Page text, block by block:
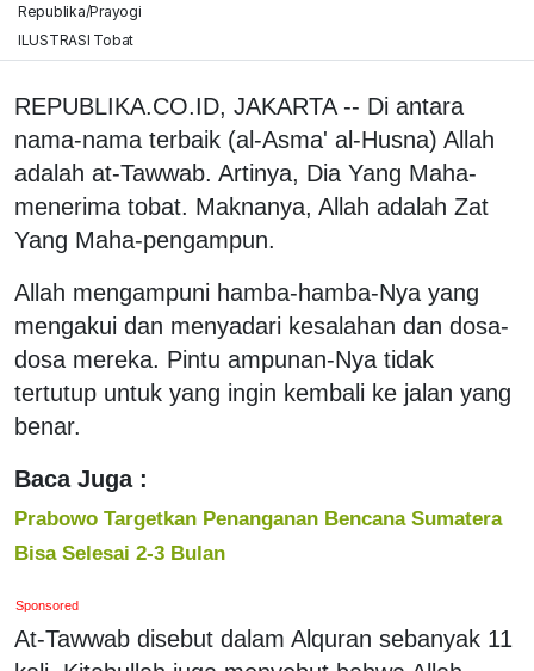
Republika/Prayogi
ILUSTRASI Tobat
REPUBLIKA.CO.ID, JAKARTA -- Di antara
nama-nama terbaik (al-Asma' al-Husna) Allah
adalah at-Tawwab. Artinya, Dia Yang Maha-
menerima tobat. Maknanya, Allah adalah Zat
Yang Maha-pengampun.
Allah mengampuni hamba-hamba-Nya yang
mengakui dan menyadari kesalahan dan dosa-
dosa mereka. Pintu ampunan-Nya tidak
tertutup untuk yang ingin kembali ke jalan yang
benar.
Baca Juga :
Prabowo Targetkan Penanganan Bencana Sumatera
Bisa Selesai 2-3 Bulan
Sponsored
At-Tawwab disebut dalam Alquran sebanyak 11